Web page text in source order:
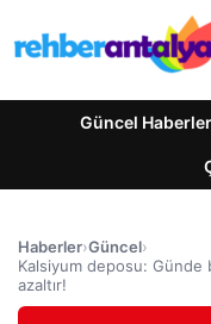
Güncel Haberler
Haberler›Güncel›
Kalsiyum deposu: Günde
azaltır!